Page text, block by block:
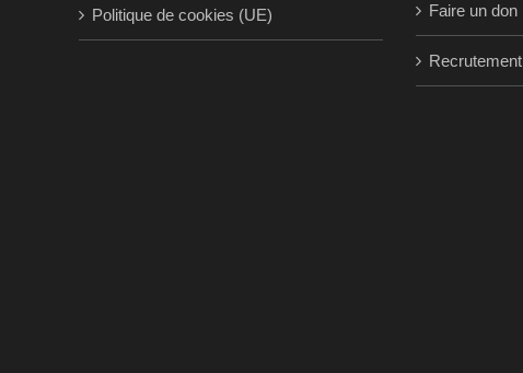
Politique de cookies (UE) Faire un don
Recrutement